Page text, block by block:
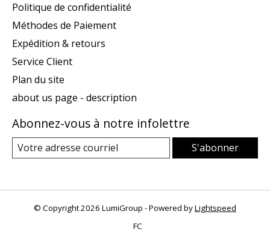
Politique de confidentialité
Méthodes de Paiement
Expédition & retours
Service Client
Plan du site
about us page - description
Abonnez-vous à notre infolettre
S'abonner
© Copyright 2026 LumiGroup - Powered byLightspeed
FC